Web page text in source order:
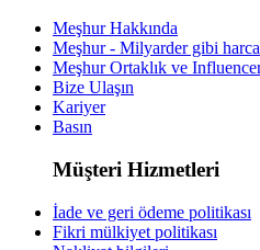
Meşhur Hakkında
Meşhur - Milyarder gibi harca
Meşhur Ortaklık ve
Bize Ulaşın
Kariyer
Basın
Müşteri Hizmetleri
İade ve geri ödeme politikası
Fikri mülkiyet politikası